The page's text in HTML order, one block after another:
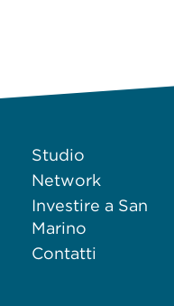
Studio
Network
Investire a San
Marino
Contatti